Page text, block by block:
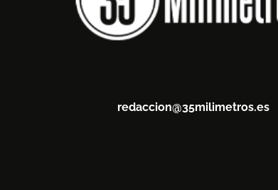
redaccion@35milimetros.es